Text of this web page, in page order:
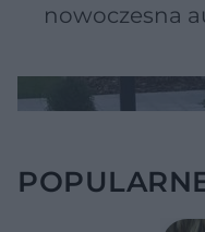
nowoczesna